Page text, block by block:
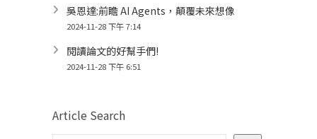
吳恩達:前瞻 AI Agents，顛覆未來想像
2024-11-28 下午 7:14
閱讀論文的好幫手們!
2024-11-28 下午 6:51
Article Search